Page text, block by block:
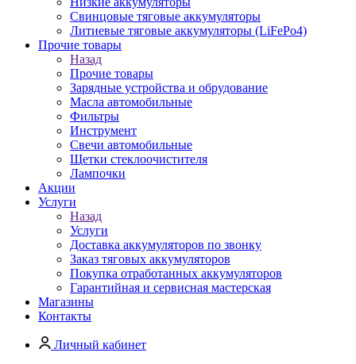
Свинцовые тяговые аккумуляторы
Литиевые тяговые аккумуляторы (LiFePo4)
Прочие товары
Назад
Прочие товары
Зарядные устройства и обрудование
Масла автомобильные
Фильтры
Инструмент
Свечи автомобильные
Щетки стеклоочистителя
Лампочки
Акции
Услуги
Назад
Услуги
Доставка аккумуляторов по звонку
Заказ тяговых аккумуляторов
Покупка отработанных аккумуляторов
Гарантийная и сервисная мастерская
Магазины
Контакты
Личный кабинет